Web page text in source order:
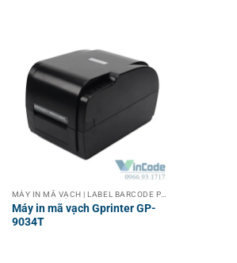
Máy in mã vạch Gprinter GP-
9034T